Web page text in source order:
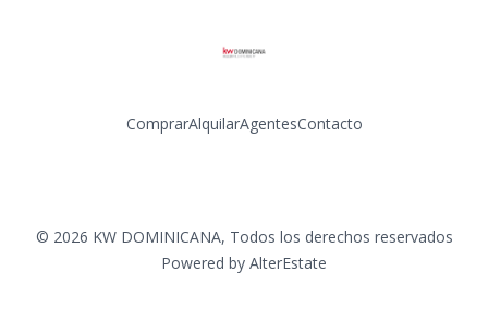
ComprarAlquilarAgentesContacto
© 2026 KW DOMINICANA, Todos los derechos reservados
Powered by AlterEstate